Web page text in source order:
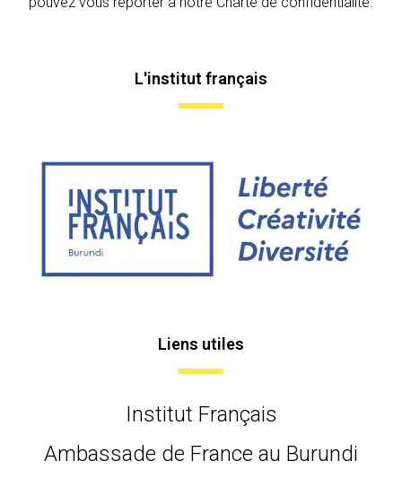
L'institut français
Liens utiles
Institut Français
Ambassade de France au Burundi